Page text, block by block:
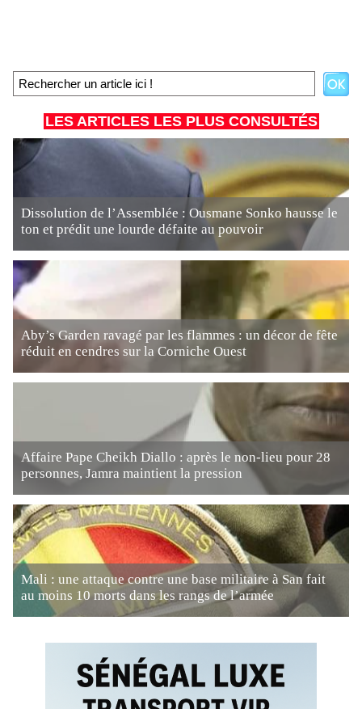
LES ARTICLES LES PLUS CONSULTÉS
Dissolution de l’Assemblée : Ousmane Sonko hausse le
ton et prédit une lourde défaite au pouvoir
Aby’s Garden ravagé par les flammes : un décor de fête
réduit en cendres sur la Corniche Ouest
Affaire Pape Cheikh Diallo : après le non-lieu pour 28
personnes, Jamra maintient la pression
Mali : une attaque contre une base militaire à San fait
au moins 10 morts dans les rangs de l’armée